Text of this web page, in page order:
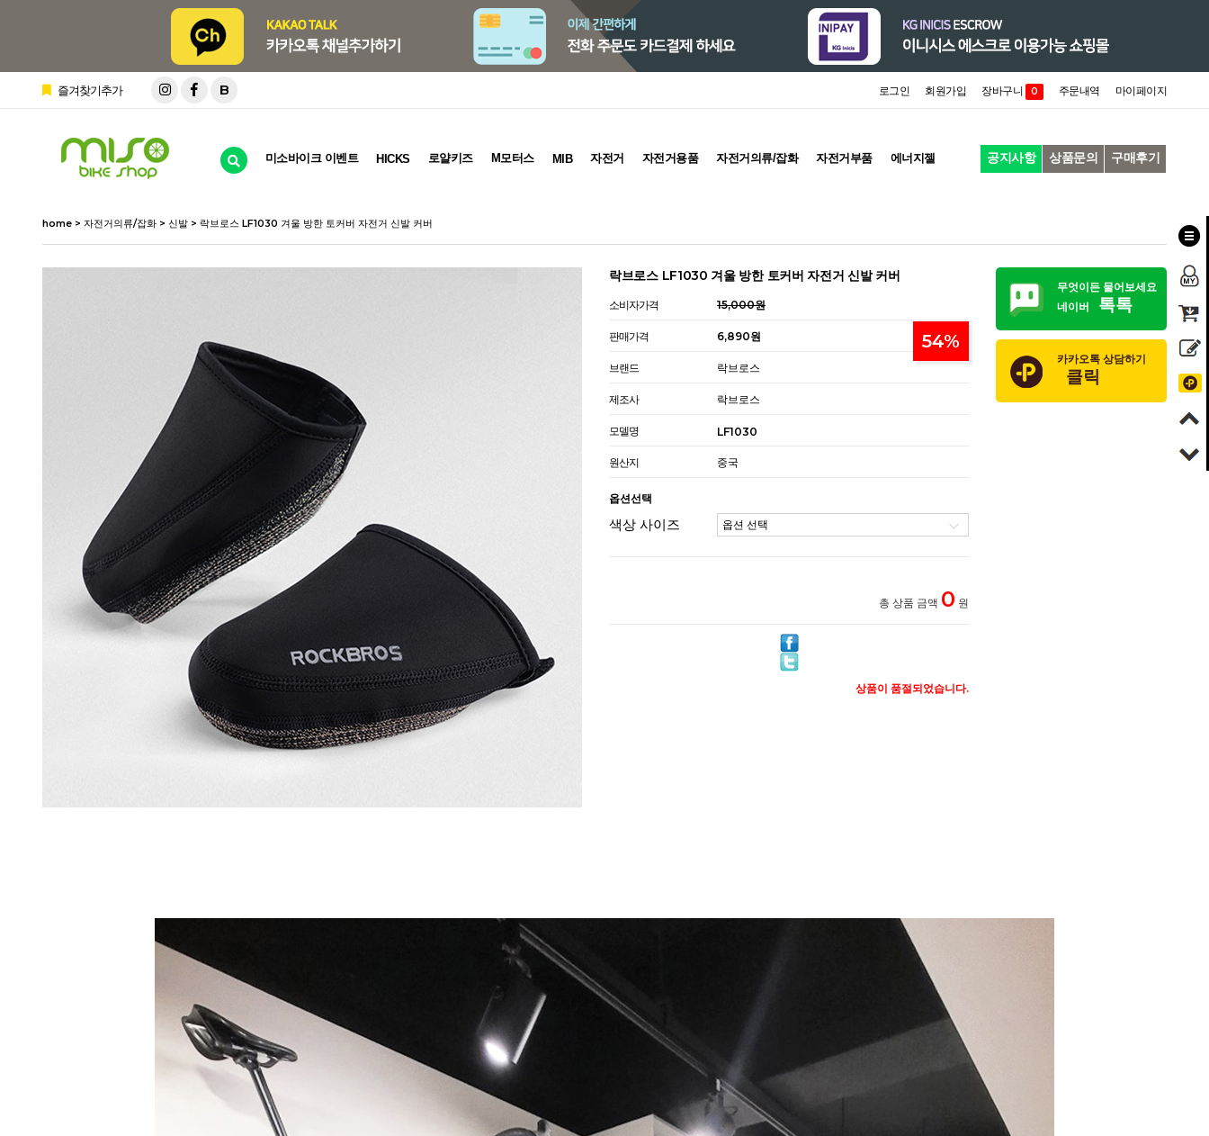
즐겨찾기추가 B 로그인 회원가입 장바구니 0 주문내역 마이페이지
미소바이크 이벤트 HICKS 로얄키즈 M모터스 MIB 자전거 자전거용품 자전거의류/잡화 자전거부품 에너지젤 공지사항 상품문의 구매후기
home > 자전거의류/잡화 > 신발 > 락브로스 LF1030 겨울 방한 토커버 자전거 신발 커버
락브로스 LF1030 겨울 방한 토커버 자전거 신발 커버
소비자가격 15,000원
54%
판매가격 6,890원
브랜드 락브로스
제조사 락브로스
모델명 LF1030
원산지 중국
옵션선택
색상 사이즈
총 상품 금액 0 원
상품이 품절되었습니다.
무엇이든 물어보세요
네이버
톡톡
카카오톡 상담하기
클릭